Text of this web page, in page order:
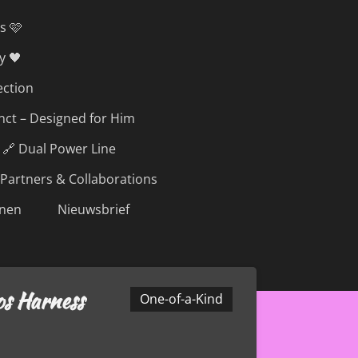
🩷
🖤
– Designed for Him
🔗 Dual Power Line
Partners & Collaborations
Nieuwsbrief
Harness One-of-a-Kind